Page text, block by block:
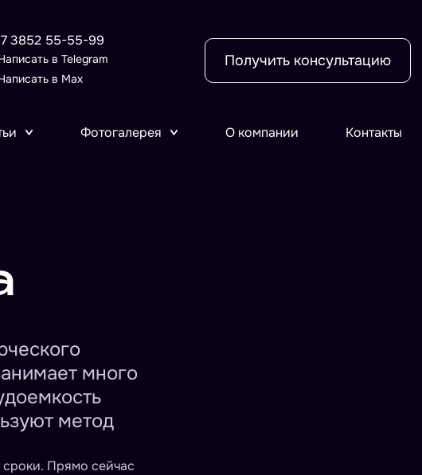
3852 55-55-99
в Telegram
в Max
Получить консультацию
Фотогалерея О компании Контакты
много
метод
сроки. Прямо сейчас